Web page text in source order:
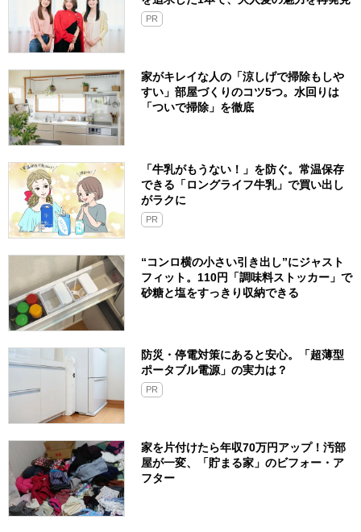
PR
家がキレイな人の「涼しげで掃除もしや
すい」部屋づくりのコツ5つ。水回りは
「ついで掃除」を徹底
「牛乳がもうない！」を防ぐ。常温保存
できる「ロングライフ牛乳」で買い出し
がラクに
PR
“コンロ横の小さい引き出し”にジャスト
フィット。110円「調味料ストッカー」で
砂糖と塩をすっきり収納できる
防災・停電対策にあると安心。「超薄型
ポータブル電源」の実力は？​
PR
家を片付けたら年収70万円アップ！汚部
屋が一変、「貯まる家」のビフォー・ア
フター